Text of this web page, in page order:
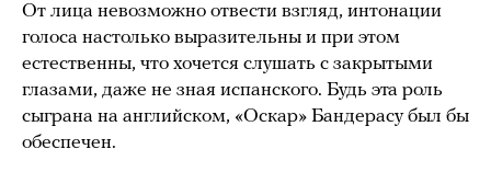
От лица невозможно отвести взгляд, интонации
голоса настолько выразительны и при этом
естественны, что хочется слушать с закрытыми
глазами, даже не зная испанского. Будь эта роль
сыграна на английском, «Оскар» Бандерасу был бы
обеспечен.